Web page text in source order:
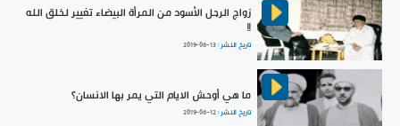
زواج الرجل الأسود من المرأة البيضاء تغيير لخلق الله
!!
تاريخ النشر :2019-06-13
ما هي أوحش الايام التي يمر بها الانسان؟
تاريخ النشر :2019-06-12